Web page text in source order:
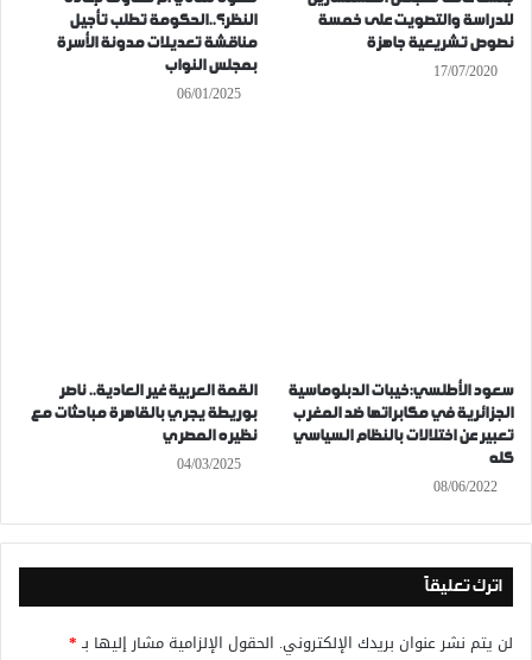
للدراسة والتصويت على خمسة
نصوص تشريعية جاهزة
17/07/2020
النظر؟..الحكومة تطلب تأجيل
مناقشة تعديلات مدونة الأسرة
بمجلس النواب
06/01/2025
سعود الأطلسي:خيبات الدبلوماسية
الجزائرية في مكابراتها ضد المغرب
تعبير عن اختلالات بالنظام السياسي
كله
08/06/2022
القمة العربية غير العادية.. ناصر
بوريطة يجري بالقاهرة مباحثات مع
نظيره المصري
04/03/2025
اترك تعليقاً
لن يتم نشر عنوان بريدك الإلكتروني. الحقول الإلزامية مشار إليها بـ*